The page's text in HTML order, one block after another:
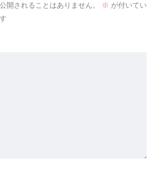
開されることはありません。 ※ が付いてい